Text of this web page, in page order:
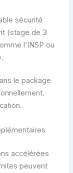
sécurité
(stage de 3
l’INSP ou
le package
accélérées
peuvent